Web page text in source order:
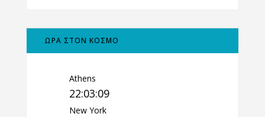
ΩΡΑ ΣΤΟΝ ΚΟΣΜΟ
Athens
22:03:10
New York